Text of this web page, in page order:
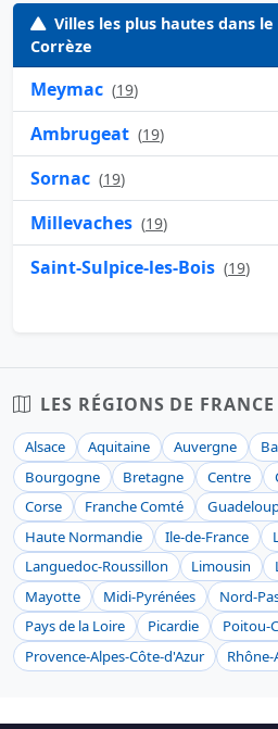
Villes les plus hautes dans
Corrèze
Meymac (19)
Ambrugeat (19)
Sornac (19)
Millevaches (19)
Saint-Sulpice-les-Bois (19)
LES RÉGIONS DE FRANCE
Alsace Aquitaine Auvergne
Bourgogne
Bretagne Centre
Corse
Franche Comté
Haute Normandie
Ile-de-France
Languedoc-Roussillon
Limousin
Mayotte
Midi-Pyrénées
Nord-
Pays de la Loire
Picardie
Poitou-
Provence-Alpes-Côte-d'Azur
Rhône-